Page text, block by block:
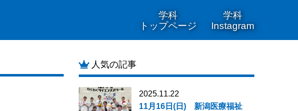
学科
トップページ
学科
Instagram
人気の記事
2025.11.22
11月16日(日) 新潟医療福祉